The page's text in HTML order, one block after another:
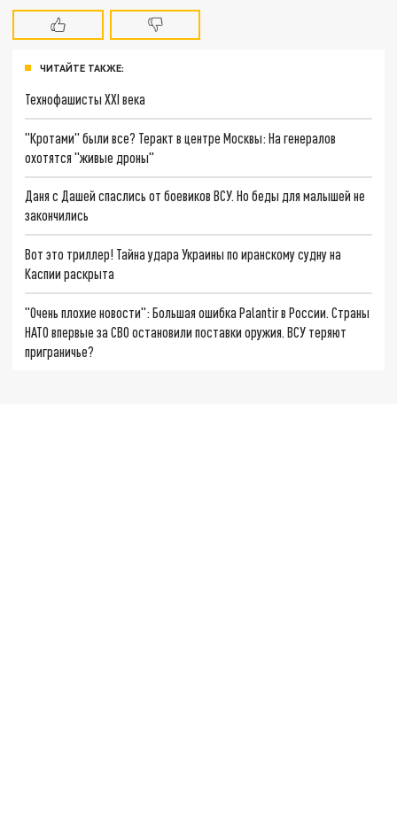
ЧИТАЙТЕ ТАКЖЕ:
Технофашисты XXI века
"Кротами" были все? Теракт в центре Москвы: На генералов
охотятся "живые дроны"
Даня с Дашей спаслись от боевиков ВСУ. Но беды для малышей не
закончились
Вот это триллер! Тайна удара Украины по иранскому судну на
Каспии раскрыта
"Очень плохие новости": Большая ошибка Palantir в России. Страны
НАТО впервые за СВО остановили поставки оружия. ВСУ теряют
приграничье?